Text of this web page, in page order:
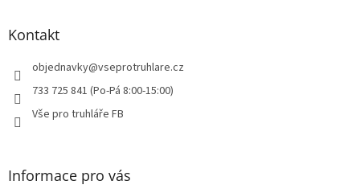
Kontakt
objednavky@vseprotruhlare.cz
733 725 841 (Po-Pá 8:00-15:00)
Vše pro truhláře FB
Informace pro vás